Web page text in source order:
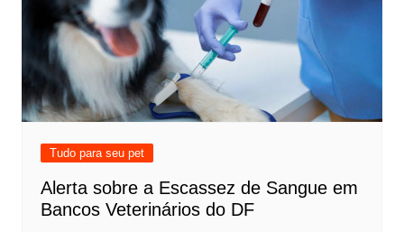
Tudo para seu pet
Alerta sobre a Escassez de Sangue em
Bancos Veterinários do DF